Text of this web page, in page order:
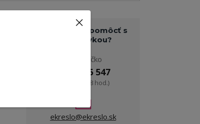
Potrebujete pomôcť s
objednávkou?
Pavol Ličko
0908 916 547
(Po-Pia, 9-18 hod.)
ekreslo@ekreslo.sk